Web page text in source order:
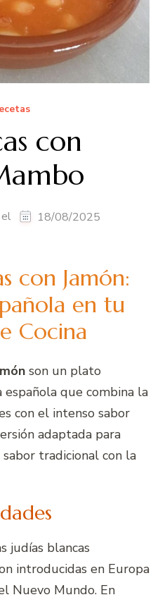
con
18/08/2025
con Jamón:
en tu
Cocina
son un plato
que combina la
con el intenso sabor
adaptada para
tradicional con la
judías blancas
introducidas en Europa
Nuevo Mundo. En